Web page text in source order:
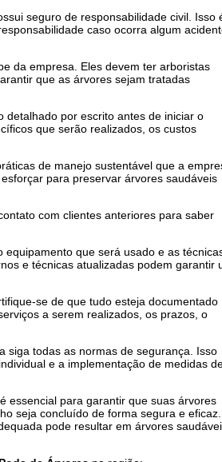
seguro de responsabilidade civil. Isso
caso ocorra algum
da empresa. Eles devem ter arboristas
que as árvores sejam tratadas
detalhado por escrito antes de iniciar o
que serão realizados, os custos
de manejo sustentável que a
para preservar árvores saudáveis
com clientes anteriores para saber
que será usado e as
e técnicas atualizadas podem garantir
se de que tudo esteja documentado
a serem realizados, os prazos, o
siga todas as normas de segurança. Isso
e a implementação de medidas
essencial para garantir que suas árvores
seja concluído de forma segura e eficaz.
pode resultar em árvores